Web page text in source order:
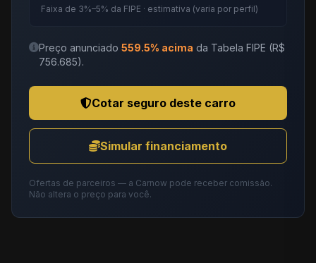
Faixa de 3%–5% da FIPE · estimativa (varia por perfil)
Preço anunciado 559.5% acima da Tabela FIPE (R$
756.685).
Cotar seguro deste carro
Simular financiamento
Ofertas de parceiros — a Carnow pode receber comissão.
Não altera o preço para você.